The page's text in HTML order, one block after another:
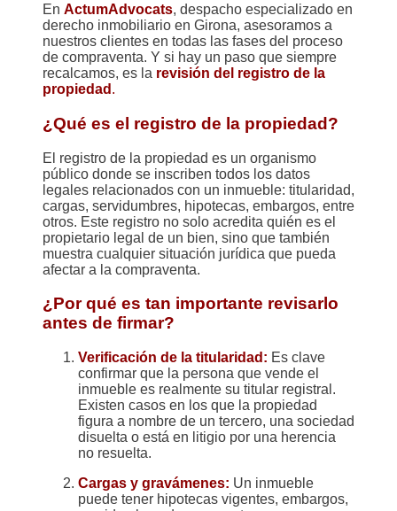
En ActumAdvocats, despacho especializado en
derecho inmobiliario en Girona, asesoramos a
nuestros clientes en todas las fases del proceso
de compraventa. Y si hay un paso que siempre
recalcamos, es la revisión del registro de la
propiedad .
¿Qué es el registro de la propiedad?
El registro de la propiedad es un organismo
público donde se inscriben todos los datos
legales relacionados con un inmueble: titularidad,
cargas, servidumbres, hipotecas, embargos, entre
otros. Este registro no solo acredita quién es el
propietario legal de un bien, sino que también
muestra cualquier situación jurídica que pueda
afectar a la compraventa.
¿Por qué es tan importante revisarlo
antes de firmar?
Verificación de la titularidad: Es clave
confirmar que la persona que vende el
inmueble es realmente su titular registral.
Existen casos en los que la propiedad
figura a nombre de un tercero, una sociedad
disuelta o está en litigio por una herencia
no resuelta.
Cargas y gravámenes: Un inmueble
puede tener hipotecas vigentes, embargos,